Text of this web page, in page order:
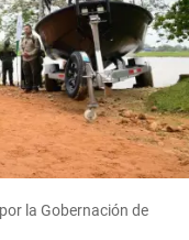
la Gobernación de